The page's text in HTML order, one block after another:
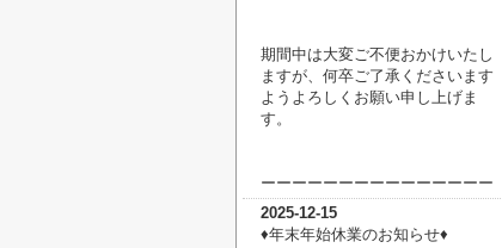
期間中は大変ご不便おかけいたし
ますが、何卒ご了承くださいます
ようよろしくお願い申し上げま
す。
ーーーーーーーーーーーーーーー
2025-12-15
♦︎年末年始休業のお知らせ♦︎